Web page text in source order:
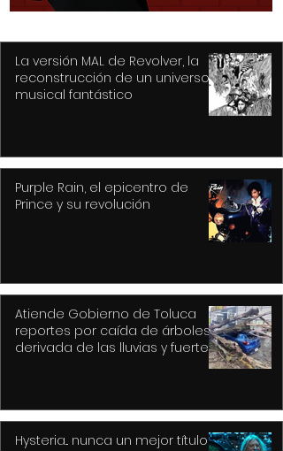
La versión MAL de Revolver, la
reconstrucción de un universo
musical fantástico
Purple Rain, el epicentro de
Prince y su revolución
Atiende Gobierno de Toluca
reportes por caída de árboles
derivada de las lluvias y fuertes
Hysteria... nunca un mejor título